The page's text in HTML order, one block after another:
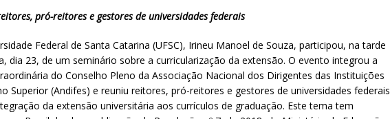
pró-reitores e gestores de universidades federais
Federal de Santa Catarina (UFSC), Irineu Manoel de Souza, participou, na tarde
dia 23, de um seminário sobre a curricularização da extensão. O evento integrou a
do Conselho Pleno da Associação Nacional dos Dirigentes das Instituições
Superior (Andifes) e reuniu reitores, pró-reitores e gestores de universidades federais
da extensão universitária aos currículos de graduação. Este tema tem